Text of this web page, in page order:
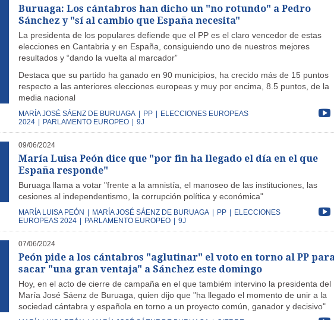
Buruaga: Los cántabros han dicho un "no rotundo" a Pedro
Sánchez y "sí al cambio que España necesita"
La presidenta de los populares defiende que el PP es el claro vencedor de estas
elecciones en Cantabria y en España, consiguiendo uno de nuestros mejores
resultados y “dando la vuelta al marcador”
Destaca que su partido ha ganado en 90 municipios, ha crecido más de 15 puntos
respecto a las anteriores elecciones europeas y muy por encima, 8.5 puntos, de la
media nacional
MARÍA JOSÉ SÁENZ DE BURUAGA PP
ELECCIONES EUROPEAS
2024
PARLAMENTO EUROPEO 9J
09/06/2024
María Luisa Peón dice que "por fin ha llegado el día en el que
España responde"
Buruaga llama a votar "frente a la amnistía, el manoseo de las instituciones, las
cesiones al independentismo, la corrupción política y económica"
MARÍA LUISA PEÓN MARÍA JOSÉ SÁENZ DE BURUAGA PP
ELECCIONES
EUROPEAS 2024
PARLAMENTO EUROPEO 9J
07/06/2024
Peón pide a los cántabros "aglutinar" el voto en torno al PP
sacar "una gran ventaja" a Sánchez este domingo
Hoy, en el acto de cierre de campaña en el que tambiém intervino la presidenta del
María José Sáenz de Buruaga, quien dijo que "ha llegado el momento de unir a la
sociedad cántabra y española en torno a un proyecto común, ganador y decisivo"